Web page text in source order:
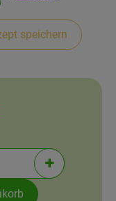
speichern
4 PortionenPortionen